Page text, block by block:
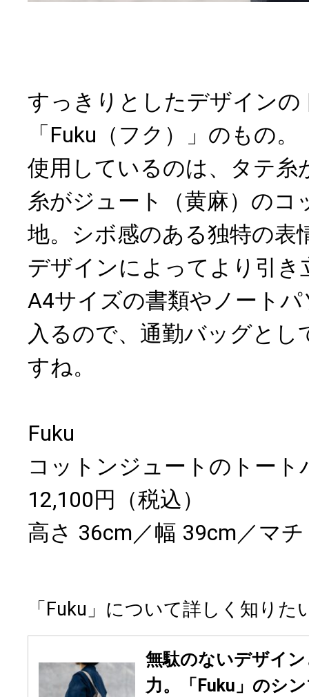
すっきりとしたデザインの
「Fuku（フク）」のもの。
使用しているのは、タテ糸
糸がジュート（黄麻）のコ
地。シボ感のある独特の表
デザインによってより引き
A4サイズの書類やノート
入るので、通勤バッグとし
すね。
Fuku
コットンジュートのトート
12,100円（税込）
高さ 36cm／幅 39cm／マ
「Fuku」について詳しく知りた
無駄のないデザイ
力。「Fuku」のシ